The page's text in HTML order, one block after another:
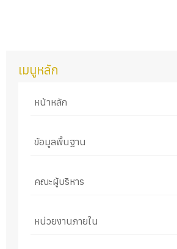
เมนูหลัก
หน้าหลัก
ข้อมูลพื้นฐาน
คณะผู้บริหาร
หน่วยงานภายใน